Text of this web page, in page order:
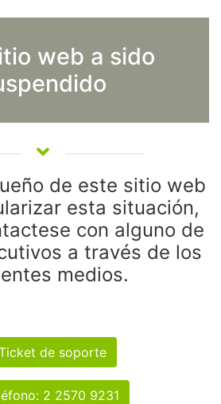
web a sido
de este sitio web
esta situación,
con alguno de
a través de los
medios.
de soporte
2 2570 9231